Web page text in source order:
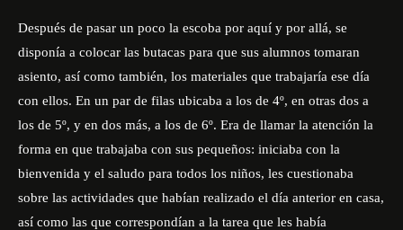
Después de pasar un poco la escoba por aquí y por allá, se
disponía a colocar las butacas para que sus alumnos tomaran
asiento, así como también, los materiales que trabajaría ese día
con ellos. En un par de filas ubicaba a los de 4º, en otras dos a
los de 5º, y en dos más, a los de 6º. Era de llamar la atención la
forma en que trabajaba con sus pequeños: iniciaba con la
bienvenida y el saludo para todos los niños, les cuestionaba
sobre las actividades que habían realizado el día anterior en casa,
así como las que correspondían a la tarea que les había